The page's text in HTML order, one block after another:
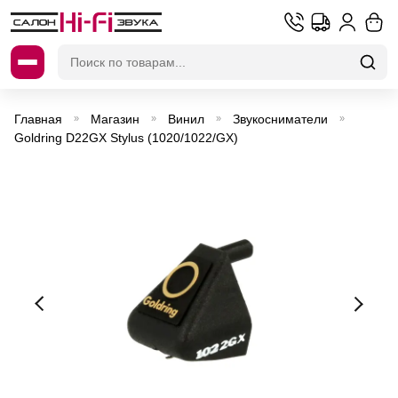
Главная » Магазин » Винил » Звукосниматели »
Goldring D22GX Stylus (1020/1022/GX)